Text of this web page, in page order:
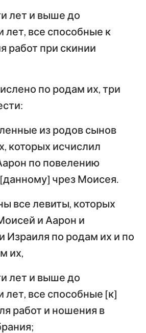
лет и выше до
лет, все способные к
работ при скинии
по родам их, три
из родов сынов
которых исчислил
по повелению
чрез Моисея.
все левиты, которых
и Аарон и
Израиля по родам их и по
их,
лет и выше до
лет, все способные [к]
работ и ношения в